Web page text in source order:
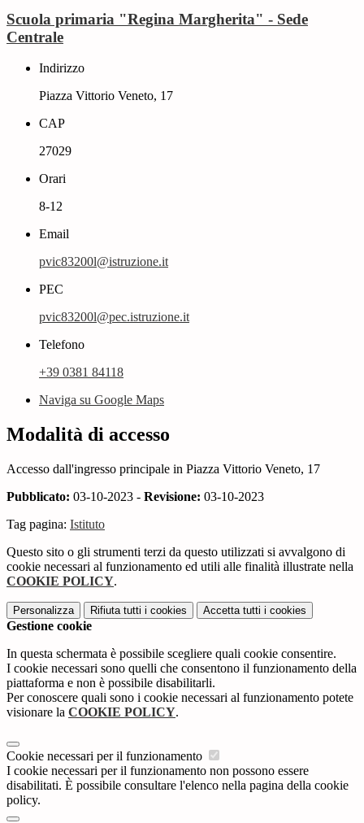
Scuola primaria "Regina Margherita" - Sede
Centrale
Indirizzo
Piazza Vittorio Veneto, 17
CAP
27029
Orari
8-12
Email
pvic83200l@istruzione.it
PEC
pvic83200l@pec.istruzione.it
Telefono
+39 0381 84118
Naviga su Google Maps
Modalità di accesso
Accesso dall'ingresso principale in Piazza Vittorio Veneto, 17
Pubblicato: 03-10-2023 - Revisione: 03-10-2023
Tag pagina: Istituto
Questo sito o gli strumenti terzi da questo utilizzati si avvalgono di
cookie necessari al funzionamento ed utili alle finalità illustrate nella
COOKIE POLICY.
Personalizza Rifiuta tutti i cookies Accetta tutti i cookies
Gestione cookie
In questa schermata è possibile scegliere quali cookie consentire.
I cookie necessari sono quelli che consentono il funzionamento della
piattaforma e non è possibile disabilitarli.
Per conoscere quali sono i cookie necessari al funzionamento potete
visionare la COOKIE POLICY.
Cookie necessari per il funzionamento
I cookie necessari per il funzionamento non possono essere
disabilitati. È possibile consultare l'elenco nella pagina della cookie
policy.